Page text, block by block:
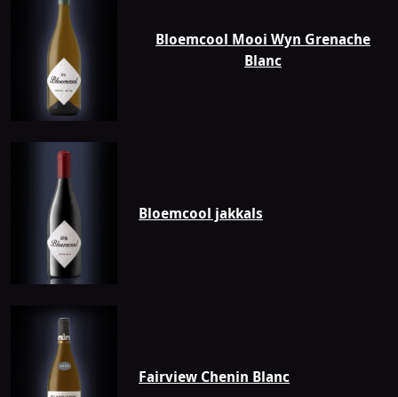
Fairview
Bloemcool Mooi Wyn Grenache
Blanc
Bloemcool jakkals
Fairview Chenin Blanc